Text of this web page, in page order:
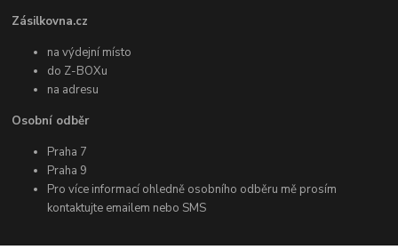
Zásilkovna.cz
na výdejní místo
do Z-BOXu
na adresu
Osobní odběr
Praha 7
Praha 9
Pro více informací ohledně osobního odběru mě prosím
kontaktujte emailem nebo SMS